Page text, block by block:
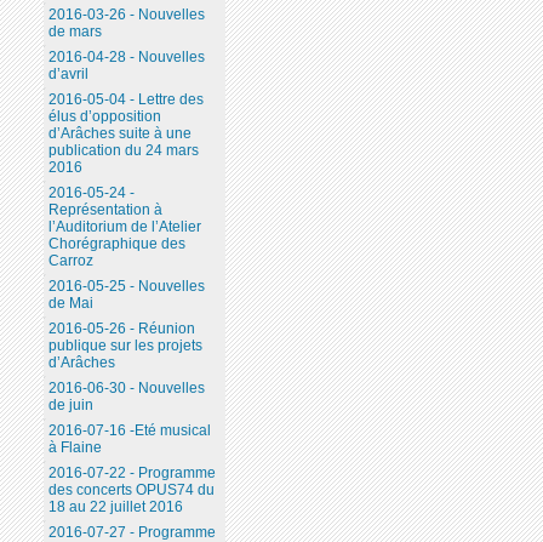
2016-03-26 - Nouvelles
de mars
2016-04-28 - Nouvelles
d’avril
2016-05-04 - Lettre des
élus d’opposition
d’Arâches suite à une
publication du 24 mars
2016
2016-05-24 -
Représentation à
l’Auditorium de l’Atelier
Chorégraphique des
Carroz
2016-05-25 - Nouvelles
de Mai
2016-05-26 - Réunion
publique sur les projets
d’Arâches
2016-06-30 - Nouvelles
de juin
2016-07-16 -Eté musical
à Flaine
2016-07-22 - Programme
des concerts OPUS74 du
18 au 22 juillet 2016
2016-07-27 - Programme